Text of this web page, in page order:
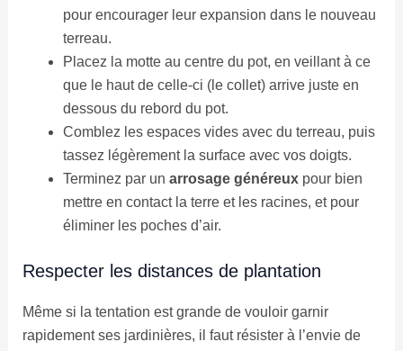
pour encourager leur expansion dans le nouveau
terreau.
Placez la motte au centre du pot, en veillant à ce
que le haut de celle-ci (le collet) arrive juste en
dessous du rebord du pot.
Comblez les espaces vides avec du terreau, puis
tassez légèrement la surface avec vos doigts.
Terminez par un arrosage généreuxpour bien
mettre en contact la terre et les racines, et pour
éliminer les poches d’air.
Respecter les distances de plantation
Même si la tentation est grande de vouloir garnir
rapidement ses jardinières, il faut résister à l’envie de